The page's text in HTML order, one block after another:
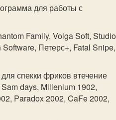
для работы с
Family, Volga Soft, Studio
Петерс+, Fatal Snipe,
спекки фриков втечение
days, Millenium 1902,
Paradox 2002, CaFe 2002,